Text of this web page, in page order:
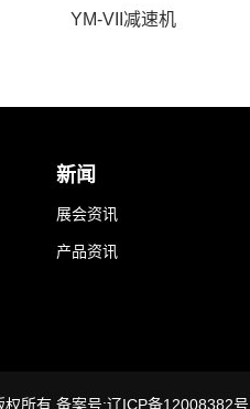
YM-VII减速机
新闻
展会资讯
产品资讯
所有 备案号:辽ICP备12008382号